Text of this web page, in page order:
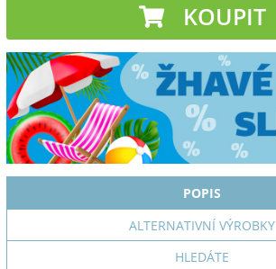
KOUPIT
POPIS
ALTERNATIVNÍ VÝROBKY
HLEDÁTE